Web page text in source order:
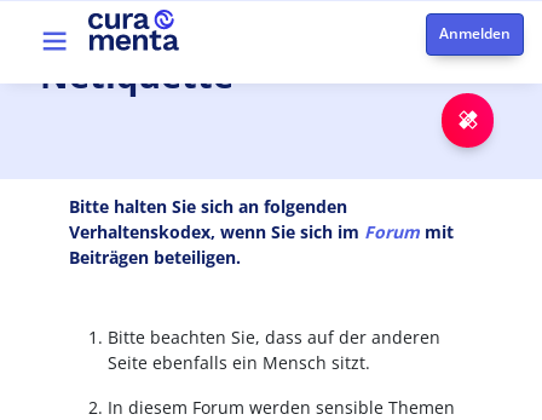
Direkt zum Inhalt
Top menu
Netiquette
Bitte halten Sie sich an folgenden
Verhaltenskodex, wenn Sie sich im Forummit
Beiträgen beteiligen.
Bitte beachten Sie, dass auf der anderen
Seite ebenfalls ein Mensch sitzt.
In diesem Forum werden sensible Themen